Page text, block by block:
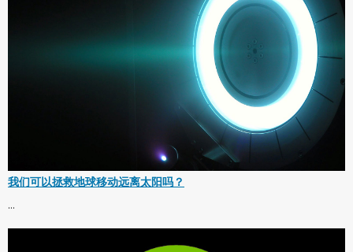
我们可以拯救地球移动远离太阳吗？
...